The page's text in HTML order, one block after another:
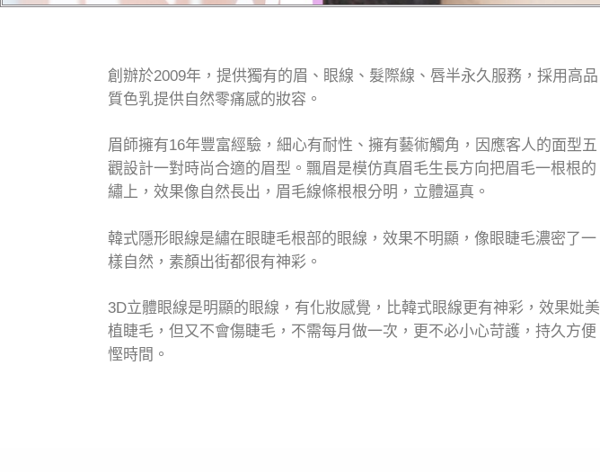
創辦於2009年，提供獨有的眉、眼線、髮際線、唇半永久服務，採用高品
質色乳提供自然零痛感的妝容。
眉師擁有16年豐富經驗，細心有耐性、擁有藝術觸角，因應客人的面型五
觀設計一對時尚合適的眉型。飄眉是模仿真眉毛生長方向把眉毛一根根的
繡上，效果像自然長出，眉毛線條根根分明，立體逼真。
韓式隱形眼線是繡在眼睫毛根部的眼線，效果不明顯，像眼睫毛濃密了一
樣自然，素顏出街都很有神彩。
3D立體眼線是明顯的眼線，有化妝感覺，比韓式眼線更有神彩，效果妣美
植睫毛，但又不會傷睫毛，不需每月做一次，更不必小心苛護，持久方便
慳時間。